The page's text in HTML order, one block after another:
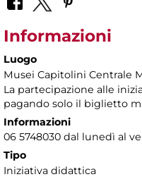
Informazioni
Luogo
Musei Capitolini Centrale
La partecipazione alle
pagando solo il biglietto
Informazioni
06 5748030 dal lunedì al
Tipo
Iniziativa didattica